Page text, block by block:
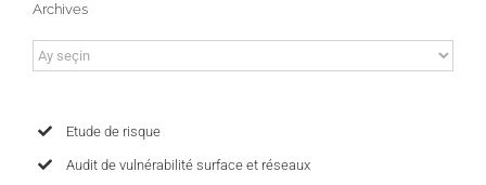
Archives
Archives
Etude de risque
Audit de vulnérabilité surface et réseaux